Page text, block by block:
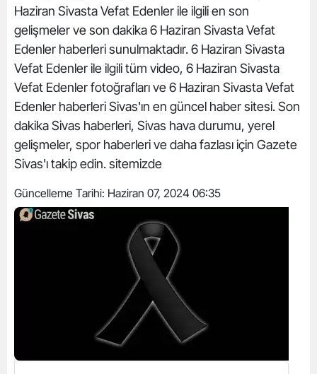
Haziran Sivasta Vefat Edenler ile ilgili en son
gelişmeler ve son dakika 6 Haziran Sivasta Vefat
Edenler haberleri sunulmaktadır. 6 Haziran Sivasta
Vefat Edenler ile ilgili tüm video, 6 Haziran Sivasta
Vefat Edenler fotoğrafları ve 6 Haziran Sivasta Vefat
Edenler haberleri Sivas'ın en güncel haber sitesi. Son
dakika Sivas haberleri, Sivas hava durumu, yerel
gelişmeler, spor haberleri ve daha fazlası için Gazete
Sivas'ı takip edin. sitemizde
Güncelleme Tarihi: Haziran 07, 2024 06:35